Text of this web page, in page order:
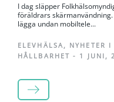
I dag släpper
föräldrars
lägga undan mobiltele...
ELEVHÄLSA, NYHETER
HÅLLBARHET - 1 JUNI,
LÄS MER